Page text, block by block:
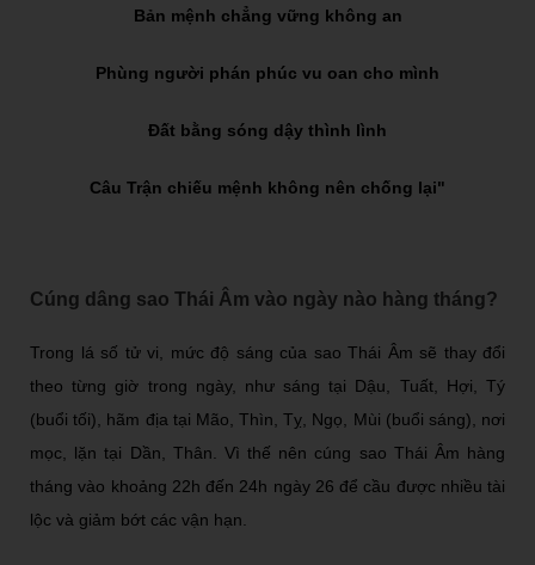
Bản mệnh chẳng vững không an
Phùng người phán phúc vu oan cho mình
Đất bằng sóng dậy thình lình
Câu Trận chiếu mệnh không nên chống lại"
Cúng dâng sao Thái Âm vào ngày nào hàng tháng?
Trong lá số tử vi, mức độ sáng của sao Thái Âm sẽ thay đổi
theo từng giờ trong ngày, như sáng tại Dậu, Tuất, Hợi, Tý
(buổi tối), hãm địa tại Mão, Thìn, Tỵ, Ngọ, Mùi (buổi sáng), nơi
mọc, lặn tại Dần, Thân. Vì thế nên cúng sao Thái Âm hàng
tháng vào khoảng 22h đến 24h ngày 26 để cầu được nhiều tài
lộc và giảm bớt các vận hạn.